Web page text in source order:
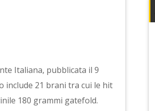
Italiana, pubblicata il 9
include 21 brani tra cui le hit
180 grammi gatefold.